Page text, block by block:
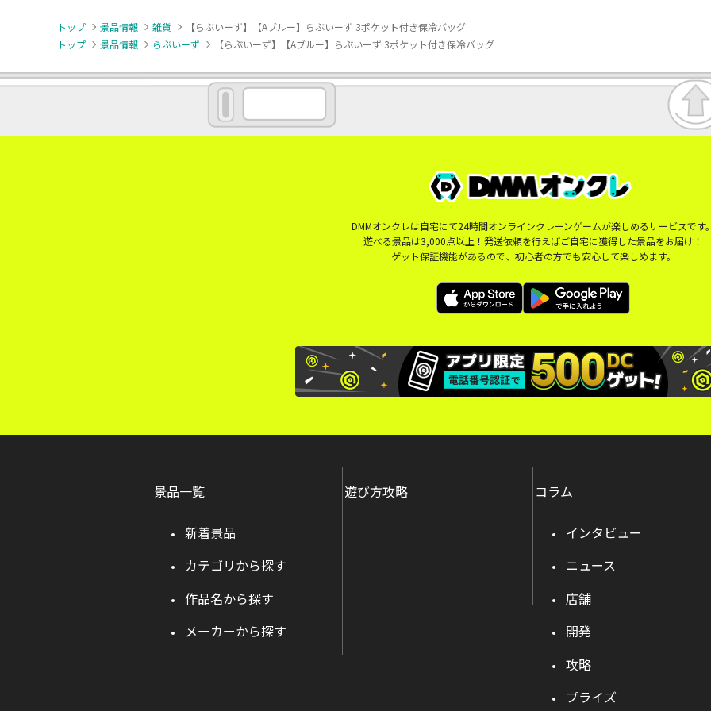
トップ 景品情報 雑貨
【らぶいーず】【Aブルー】らぶいーず 3ポケット付き保冷バッグ
トップ
景品情報 らぶいーず 【らぶいーず】【Aブルー】らぶいーず 3ポケット付き保冷バッグ
DMMオンクレは自宅にて24時間オンラインクレーンゲームが楽しめるサービスです
遊べる景品は3,000点以上！発送依頼を行えばご自宅に獲得した景品をお届け！
ゲット保証機能があるので、初心者の方でも安心して楽しめます。
景品一覧
新着景品
カテゴリから探す
作品名から探す
メーカーから探す
遊び方攻略 コラム
インタビュー
ニュース
店舗
開発
攻略
プライズ